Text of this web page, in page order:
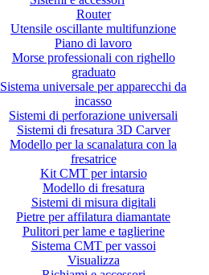
Router
Utensile oscillante multifunzione
Piano di lavoro
Morse professionali con righello
graduato
Sistema universale per apparecchi da
incasso
Sistemi di perforazione universali
Sistemi di fresatura 3D Carver
Modello per la scanalatura con la
fresatrice
Kit CMT per intarsio
Modello di fresatura
Sistemi di misura digitali
Pietre per affilatura diamantate
Pulitori per lame e taglierine
Sistema CMT per vassoi
Visualizza